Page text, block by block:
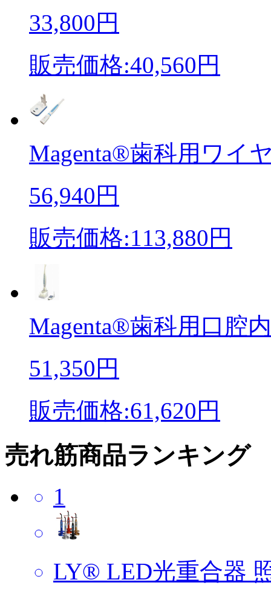
33,800円
販売価格:40,560円
Magenta®歯科用ワイ
56,940円
販売価格:113,880円
Magenta®歯科用口腔
51,350円
販売価格:61,620円
売れ筋商品ランキング
1
LY® LED光重合器